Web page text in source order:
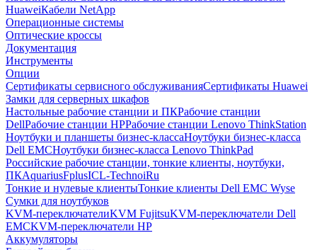
HuaweiКабели NetApp
Операционные системы
Оптические кроссы
Документация
Инструменты
Опции
Сертификаты сервисного обслуживанияСертификаты Huawei
Замки для серверных шкафов
Настольные рабочие станции и ПКРабочие станции
DellРабочие станции HPРабочие станции Lenovo ThinkStation
Ноутбуки и планшеты бизнес-классаНоутбуки бизнес-класса
Dell EMCНоутбуки бизнес-класса Lenovo ThinkPad
Российские рабочие станции, тонкие клиенты, ноутбуки,
ПКAquariusFplusICL-TechnoiRu
Тонкие и нулевые клиентыТонкие клиенты Dell EMC Wyse
Сумки для ноутбуков
KVM-переключателиKVM FujitsuKVM-переключатели Dell
EMCKVM-переключатели HP
Аккумуляторы